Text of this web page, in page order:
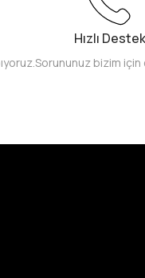
Hızlı Destek
Sorununuz bizim için